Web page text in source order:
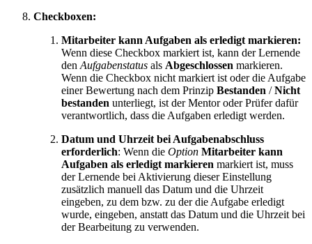
Checkboxen:
Mitarbeiter kann Aufgaben als erledigt markieren:
Wenn diese Checkbox markiert ist, kann der Lernende
den Aufgabenstatus als Abgeschlossen markieren.
Wenn die Checkbox nicht markiert ist oder die Aufgabe
einer Bewertung nach dem Prinzip Bestanden /Nicht
bestanden unterliegt, ist der Mentor oder Prüfer dafür
verantwortlich, dass die Aufgaben erledigt werden.
Datum und Uhrzeit bei Aufgabenabschluss
erforderlich: Wenn die Option Mitarbeiter kann
Aufgaben als erledigt markieren markiert ist, muss
der Lernende bei Aktivierung dieser Einstellung
zusätzlich manuell das Datum und die Uhrzeit
eingeben, zu dem bzw. zu der die Aufgabe erledigt
wurde, eingeben, anstatt das Datum und die Uhrzeit bei
der Bearbeitung zu verwenden.